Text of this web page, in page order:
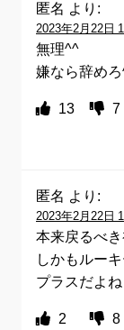
匿名 より:
2023年2月22日
無理^^
嫌なら辞め
13 7
匿名 より:
2023年2月22日
本来戻るべ
しかもルー
プラスだよね
2 8